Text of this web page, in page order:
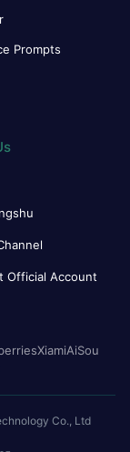
Prompts
Official Account
XiamiAiSou
Co., Ltd